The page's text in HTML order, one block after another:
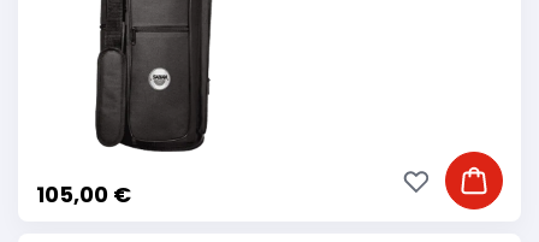
105,00 € Ajouter
Ajouter à ma